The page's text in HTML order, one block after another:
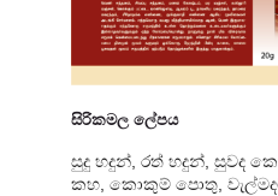
සිරිකමල ලේපය
සුදු හදුන්, රත් හදුන්, සුවද
කහ, කොකුම් පොතු,